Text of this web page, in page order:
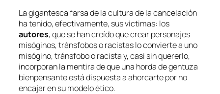
La gigantesca farsa de la cultura de la cancelación
ha tenido, efectivamente, sus víctimas: los
autores, que se han creído que crear personajes
misóginos, tránsfobos o racistas lo convierte a uno
misógino, tránsfobo o racista y, casi sin quererlo,
incorporan la mentira de que una horda de gentuza
bienpensante está dispuesta a ahorcarte por no
encajar en su modelo ético.